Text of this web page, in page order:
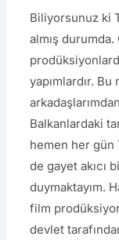
Biliyorsunuz ki
almış
yapımlardır.
Balkanlardaki
hemen her
de gayet akıcı
duymaktayım.
film
devlet